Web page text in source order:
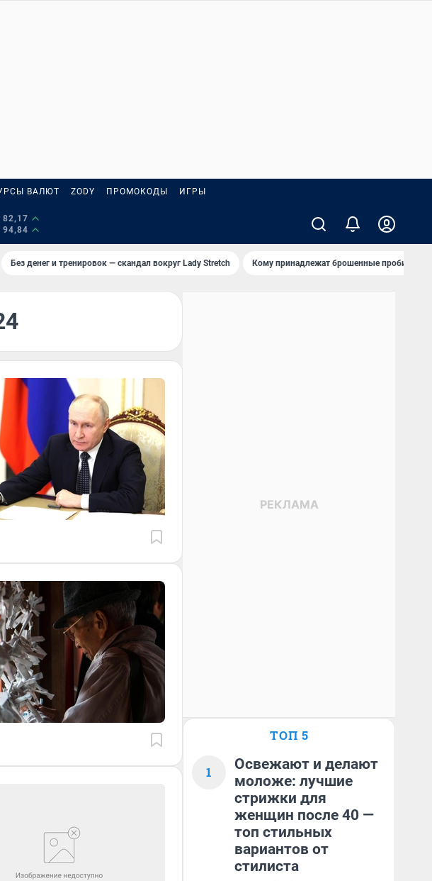
ВАЛЮТ ZODY ПРОМОКОДЫ ИГРЫ
82,17
94,84
Без денег и тренировок — скандал вокруг Lady Stretch Кому принадлежат брошенные пробирки?
ТОП 5
1
Освежают и делают
моложе: лучшие
стрижки для
женщин после 40 —
топ стильных
вариантов от
стилиста